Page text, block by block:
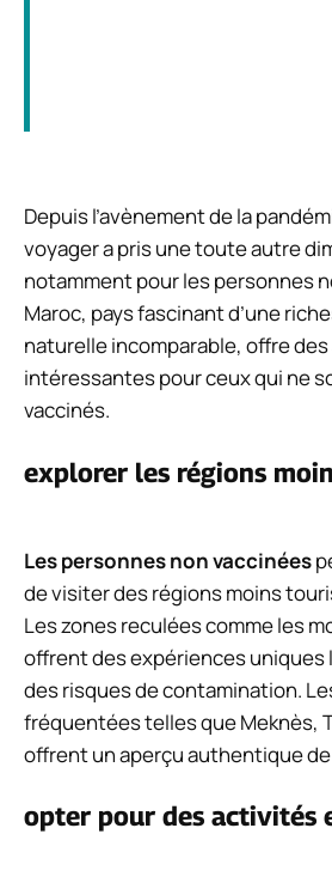
Depuis l’avènement de la
voyager a pris une toute autre
notamment pour les personnes
Maroc, pays fascinant d’une
naturelle incomparable, offre
intéressantes pour ceux qui ne
vaccinés.
explorer les régions
Les personnes non vaccinées
de visiter des régions moins
Les zones reculées comme les
offrent des expériences uniques
des risques de contamination.
fréquentées telles que Meknès,
offrent un aperçu authentique de
opter pour des activités